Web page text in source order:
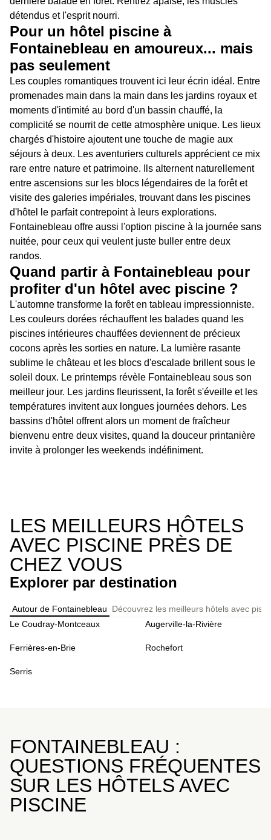
détendus et l'esprit nourri.
Pour un hôtel piscine à
Fontainebleau en amoureux... mais
pas seulement
Les couples romantiques trouvent ici leur écrin idéal. Entre
promenades main dans la main dans les jardins royaux et
moments d'intimité au bord d'un bassin chauffé, la
complicité se nourrit de cette atmosphère unique. Les lieux
chargés d'histoire ajoutent une touche de magie aux
séjours à deux. Les aventuriers culturels apprécient ce mix
rare entre nature et patrimoine. Ils alternent naturellement
entre ascensions sur les blocs légendaires de la forêt et
visite des galeries impériales, trouvant dans les piscines
d'hôtel le parfait contrepoint à leurs explorations.
Fontainebleau offre aussi l'option piscine à la journée sans
nuitée, pour ceux qui veulent juste buller entre deux
randos.
Quand partir à Fontainebleau pour
profiter d'un hôtel avec piscine ?
L'automne transforme la forêt en tableau impressionniste.
Les couleurs dorées réchauffent les balades quand les
piscines intérieures chauffées deviennent de précieux
cocons après les sorties en nature. La lumière rasante
sublime le château et les blocs d'escalade brillent sous le
soleil doux. Le printemps révèle Fontainebleau sous son
meilleur jour. Les jardins fleurissent, la forêt s'éveille et les
températures invitent aux longues journées dehors. Les
bassins d'hôtel offrent alors un moment de fraîcheur
bienvenu entre deux visites, quand la douceur printanière
invite à prolonger les weekends indéfiniment.
LES MEILLEURS HÔTELS
AVEC PISCINE PRÈS DE
CHEZ VOUS
Explorer par destination
Autour de Fontainebleau
Découvrez les meilleurs hôtels avec
Le Coudray-Montceaux
Augerville-la-Rivière
Ferrières-en-Brie Rochefort
Serris
FONTAINEBLEAU :
QUESTIONS FRÉQUENTES
SUR LES HÔTELS AVEC
PISCINE